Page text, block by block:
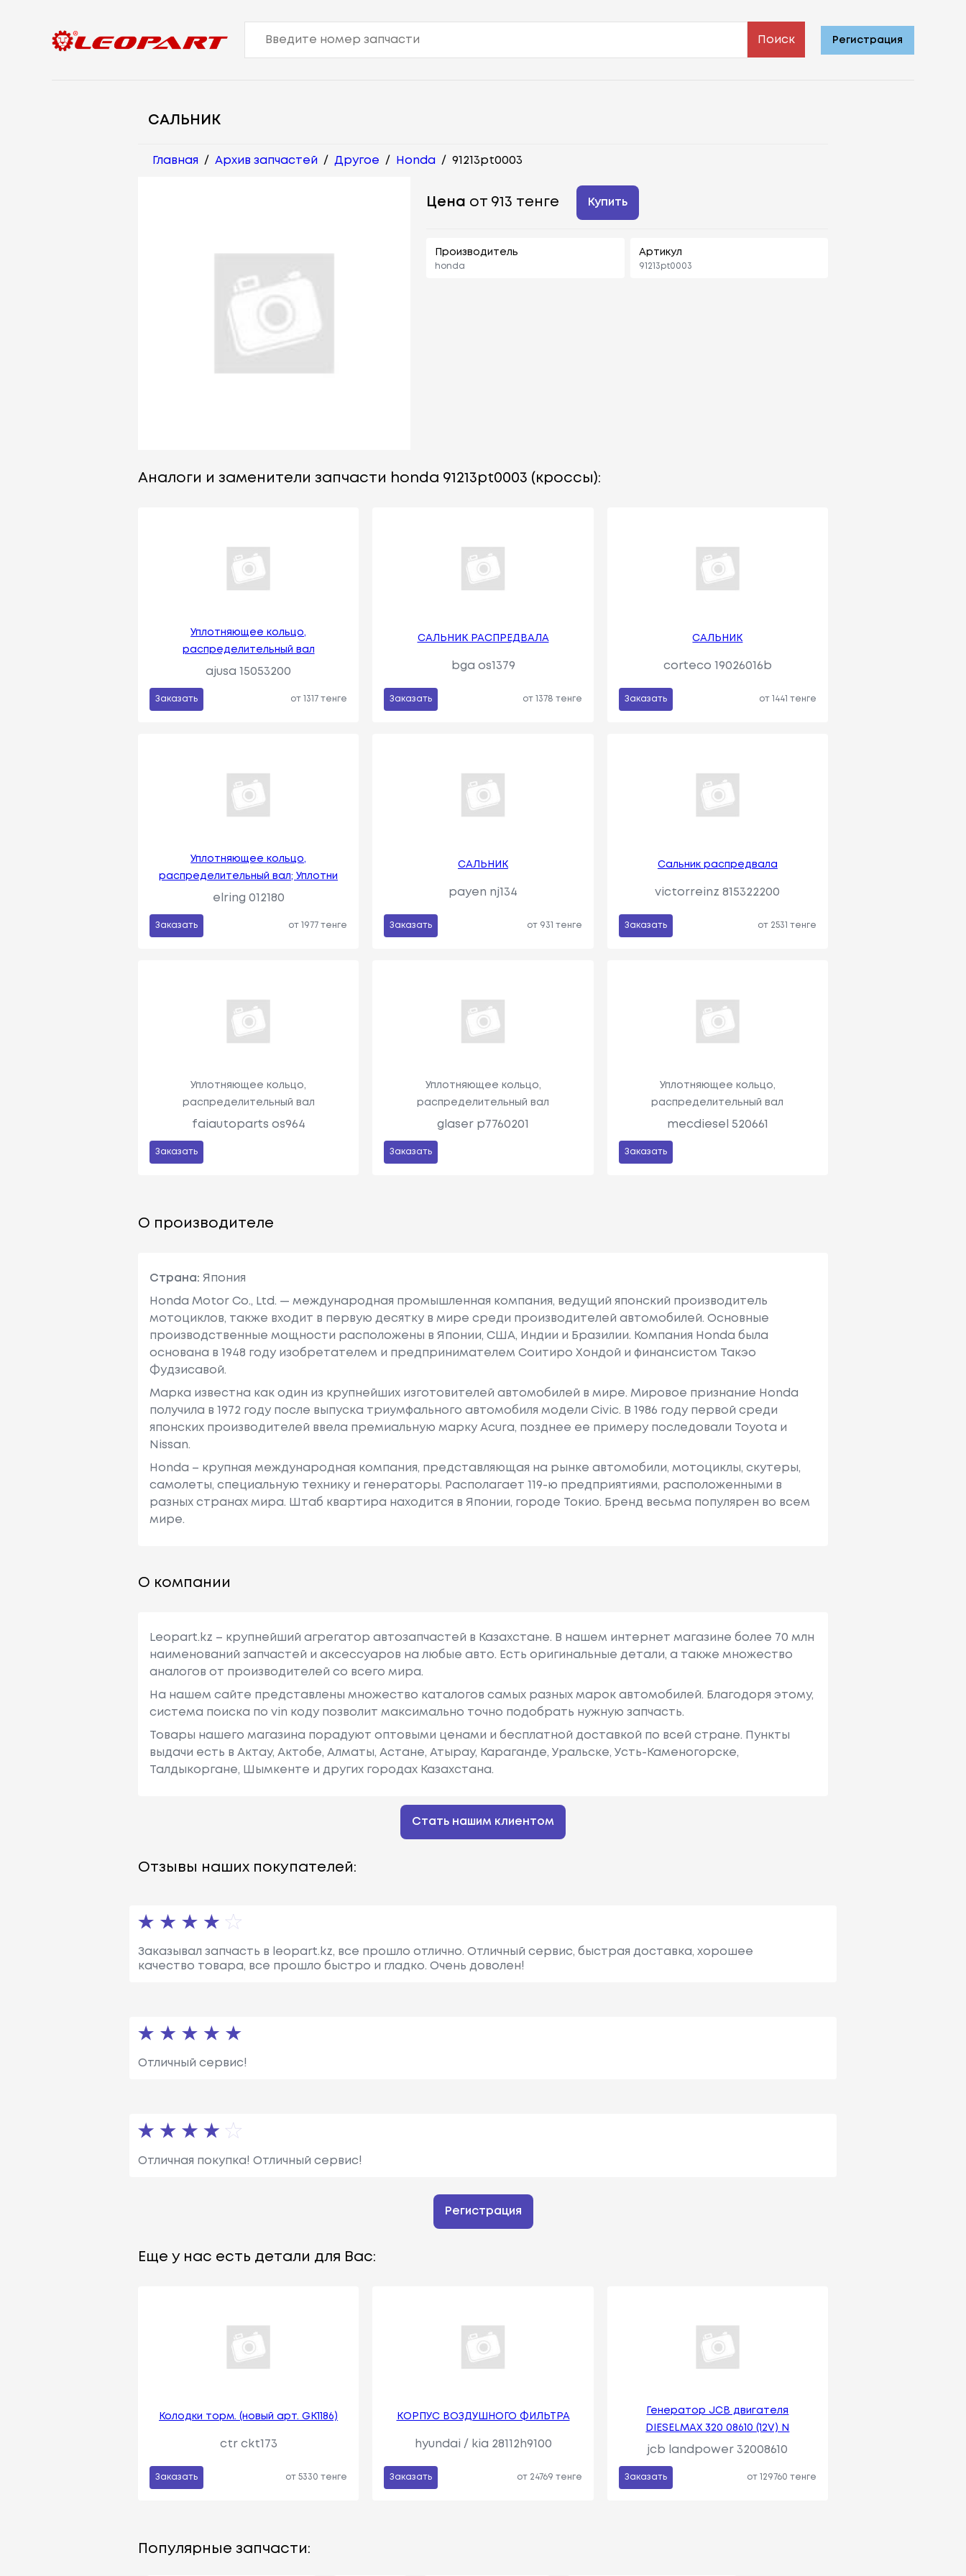
Поиск Регистрация
САЛЬНИК
Главная / Архив запчастей / Другое / Honda / 91213pt0003
Цена от 913 тенге Купить
Производитель
honda
Артикул
91213pt0003
Аналоги и заменители запчасти honda 91213pt0003 (кроссы):
Уплотняющее кольцо,
распределительный вал
ajusa 15053200
Заказать от 1317 тенге
САЛЬНИК РАСПРЕДВАЛА
bga os1379
Заказать от 1378 тенге
САЛЬНИК
corteco 19026016b
Заказать от 1441 тенге
Уплотняющее кольцо,
распределительный вал; Уплотни
elring 012180
Заказать от 1977 тенге
САЛЬНИК
payen nj134
Заказать от 931 тенге
Сальник распредвала
victorreinz 815322200
Заказать от 2531 тенге
Уплотняющее кольцо,
распределительный вал
faiautoparts os964
Заказать
Уплотняющее кольцо,
распределительный вал
glaser p7760201
Заказать
Уплотняющее кольцо,
распределительный вал
mecdiesel 520661
Заказать
О производителе
Страна: Япония
Honda Motor Co., Ltd. — международная промышленная компания, ведущий японский производитель
мотоциклов, также входит в первую десятку в мире среди производителей автомобилей. Основные
производственные мощности расположены в Японии, США, Индии и Бразилии. Компания Honda была
основана в 1948 году изобретателем и предпринимателем Соитиро Хондой и финансистом Такэо
Фудзисавой.
Марка известна как один из крупнейших изготовителей автомобилей в мире. Мировое признание Honda
получила в 1972 году после выпуска триумфального автомобиля модели Civic. В 1986 году первой среди
японских производителей ввела премиальную марку Acura, позднее ее примеру последовали Toyota и
Nissan.
Honda – крупная международная компания, представляющая на рынке автомобили, мотоциклы, скутеры,
самолеты, специальную технику и генераторы. Располагает 119-ю предприятиями, расположенными в
разных странах мира. Штаб квартира находится в Японии, городе Токио. Бренд весьма популярен во всем
мире.
О компании
Leopart.kz – крупнейший агрегатор автозапчастей в Казахстане. В нашем интернет магазине более 70 млн
наименований запчастей и аксессуаров на любые авто. Есть оригинальные детали, а также множество
аналогов от производителей со всего мира.
На нашем сайте представлены множество каталогов самых разных марок автомобилей. Благодоря этому,
система поиска по vin коду позволит максимально точно подобрать нужную запчасть.
Товары нашего магазина порадуют оптовыми ценами и бесплатной доставкой по всей стране. Пункты
выдачи есть в Актау, Актобе, Алматы, Астане, Атырау, Караганде, Уральске, Усть-Каменогорске,
Талдыкоргане, Шымкенте и других городах Казахстана.
Стать нашим клиентом
Отзывы наших покупателей:
Заказывал запчасть в leopart.kz, все прошло отлично. Отличный сервис, быстрая доставка, хорошее
качество товара, все прошло быстро и гладко. Очень доволен!
Отличный сервис!
Отличная покупка! Отличный сервис!
Регистрация
Еще у нас есть детали для Вас:
Колодки торм. (новый арт. GK1186)
ctr ckt173
Заказать от 5330 тенге
КОРПУС ВОЗДУШНОГО ФИЛЬТРА
hyundai / kia 28112h9100
Заказать от 24769 тенге
Генератор JCB двигателя
DIESELMAX 320 08610 (12V) N
jcb landpower 32008610
Заказать от 129760 тенге
Популярные запчасти: